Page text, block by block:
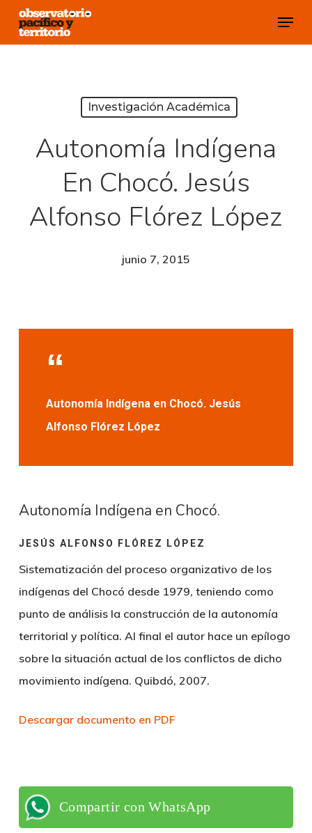
Skip
Menu
Investigación Académica
Autonomía Indígena
En Chocó. Jesús
Alfonso Flórez López
junio 7, 2015
Autonomía Indígena en Chocó. Jesús
Alfonso Flórez López
Autonomía Indígena en Chocó.
JESÚS ALFONSO FLÓREZ LÓPEZ
Sistematización del proceso organizativo de los
indígenas del Chocó desde 1979, teniendo como
punto de análisis la construcción de la autonomía
territorial y política. Al final el autor hace un epílogo
sobre la situación actual de los conflictos de dicho
movimiento indígena. Quibdó, 2007.
Descargar documento en PDF
Compartir con WhatsApp
Close